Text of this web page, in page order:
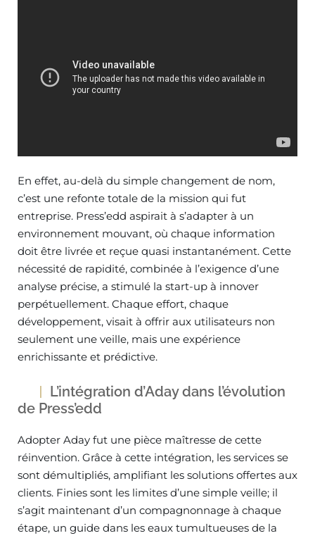
En effet, au-delà du simple changement de nom,
c’est une refonte totale de la mission qui fut
entreprise. Press’edd aspirait à s’adapter à un
environnement mouvant, où chaque information
doit être livrée et reçue quasi instantanément. Cette
nécessité de rapidité, combinée à l’exigence d’une
analyse précise, a stimulé la start-up à innover
perpétuellement. Chaque effort, chaque
développement, visait à offrir aux utilisateurs non
seulement une veille, mais une expérience
enrichissante et prédictive.
L’intégration d’Aday dans l’évolution
de Press’edd
Adopter Aday fut une pièce maîtresse de cette
réinvention. Grâce à cette intégration, les services se
sont démultipliés, amplifiant les solutions offertes aux
clients. Finies sont les limites d’une simple veille; il
s’agit maintenant d’un compagnonnage à chaque
étape, un guide dans les eaux tumultueuses de la